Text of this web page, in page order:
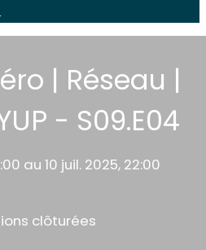
| Réseau |
- S09.E04
au 10 juil. 2025, 22:00
clôturées